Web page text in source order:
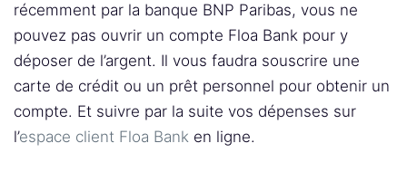
récemment par la banque BNP Paribas, vous ne
pouvez pas ouvrir un compte Floa Bank pour y
déposer de l’argent. Il vous faudra souscrire une
carte de crédit ou un prêt personnel pour obtenir un
compte. Et suivre par la suite vos dépenses sur
l’espace client Floa Bank en ligne.